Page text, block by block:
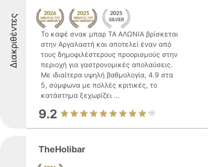
Διακριθέντες
Το καφέ σνακ μπαρ ΤΑ ΑΛΩΝΙΑ βρίσκεται
στην Αργαλαστή και αποτελεί έναν από
τους δημοφιλέστερους προορισμούς στην
περιοχή για γαστρονομικές απολαύσεις.
Με ιδιαίτερα υψηλή βαθμολογία, 4.9 στα
5, σύμφωνα με πολλές κριτικές, το
κατάστημα ξεχωρίζει ...
9.2
TheHolibar